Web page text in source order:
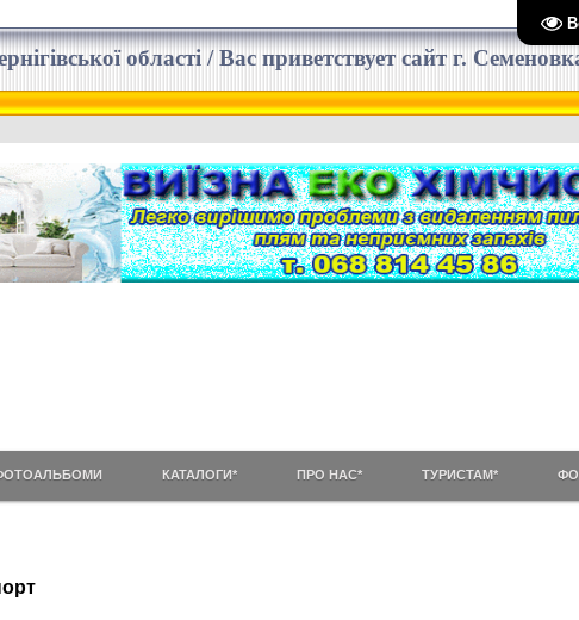
області / Вас приветствует сайт г.
КАТАЛОГИ* ПРО НАС* ТУРИСТАМ*